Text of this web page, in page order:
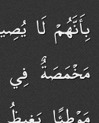
بِأَنَّهُمْ لَا
مَخْمَصَةٌ فِي